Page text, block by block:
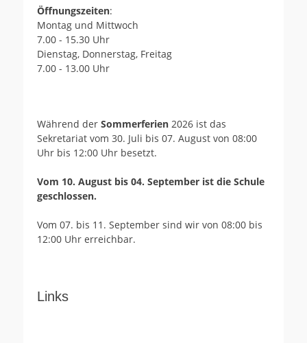
Öffnungszeiten:
Montag und Mittwoch
7.00 - 15.30 Uhr
Dienstag, Donnerstag, Freitag
7.00 - 13.00 Uhr
Während der Sommerferien 2026 ist das
Sekretariat vom 30. Juli bis 07. August von 08:00
Uhr bis 12:00 Uhr besetzt.
Vom 10. August bis 04. September ist die Schule
geschlossen.
Vom 07. bis 11. September sind wir von 08:00 bis
12:00 Uhr erreichbar.
Links